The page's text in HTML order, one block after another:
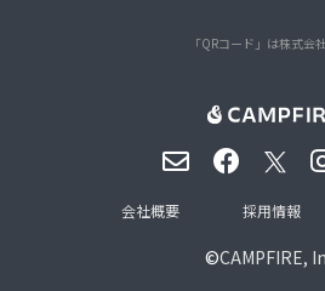
「QRコード」は株式会
©CAMPFIRE,
会社概要 採用情報